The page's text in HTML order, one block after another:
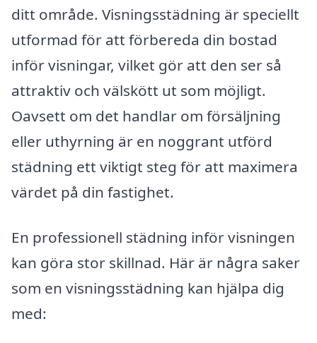
ditt område. Visningsstädning är speciellt
utformad för att förbereda din bostad
inför visningar, vilket gör att den ser så
attraktiv och välskött ut som möjligt.
Oavsett om det handlar om försäljning
eller uthyrning är en noggrant utförd
städning ett viktigt steg för att maximera
värdet på din fastighet.
En professionell städning inför visningen
kan göra stor skillnad. Här är några saker
som en visningsstädning kan hjälpa dig
med: